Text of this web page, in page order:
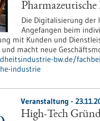
Die Digitalisierung der
Angefangen beim
mit Kunden und
macht neue
bw.de/
industrie
Veranstaltung -
High-Tech